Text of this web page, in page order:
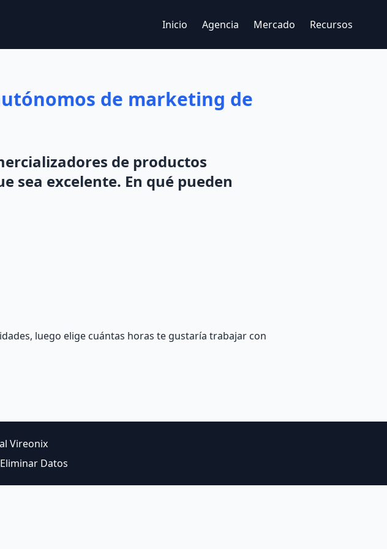
Inicio Agencia Mercado Recursos
de marketing de
de productos
sea excelente. En qué pueden
luego elige cuántas horas te gustaría trabajar con
Vireonix
Eliminar Datos